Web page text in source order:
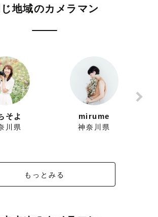
じ地域のカメラマン
そよ
川県
mirume
神奈川県
もっとみる